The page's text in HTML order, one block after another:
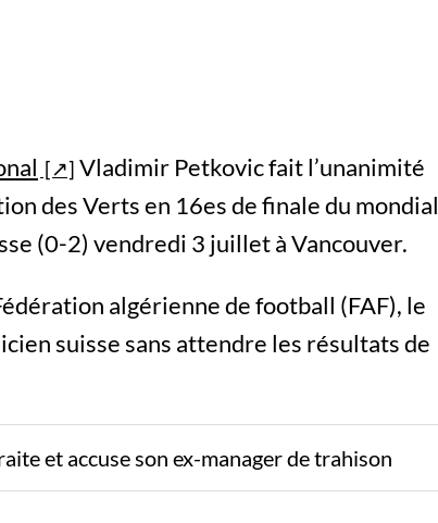
Vladimir Petkovic fait l’unanimité
des Verts en 16es de finale du mondial
(0-2) vendredi 3 juillet à Vancouver.
algérienne de football (FAF), le
suisse sans attendre les résultats de
et accuse son ex-manager de trahison